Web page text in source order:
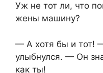
Уж не тот ли, что
жены машину?
— А хотя бы и тот!
улыбнулся. — Он
как ты!